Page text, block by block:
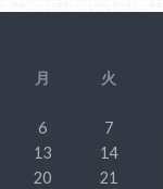
月
火
6
7
13
14
20
21